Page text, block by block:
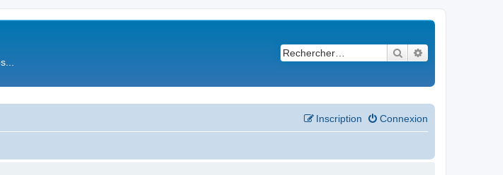
Rechercher
Connexion
Inscription